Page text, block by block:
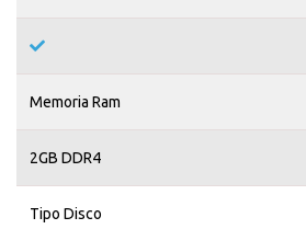
Memoria Ram
2GB DDR4
Tipo Disco